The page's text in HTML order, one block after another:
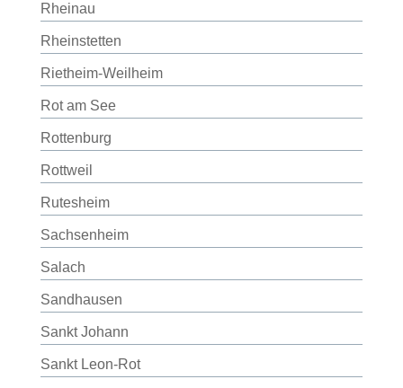
Rheinau
Rheinstetten
Rietheim-Weilheim
Rot am See
Rottenburg
Rottweil
Rutesheim
Sachsenheim
Salach
Sandhausen
Sankt Johann
Sankt Leon-Rot